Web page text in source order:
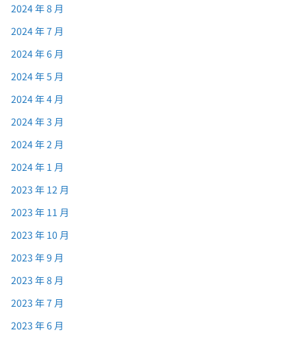
2024 年 8 月
2024 年 7 月
2024 年 6 月
2024 年 5 月
2024 年 4 月
2024 年 3 月
2024 年 2 月
2024 年 1 月
2023 年 12 月
2023 年 11 月
2023 年 10 月
2023 年 9 月
2023 年 8 月
2023 年 7 月
2023 年 6 月